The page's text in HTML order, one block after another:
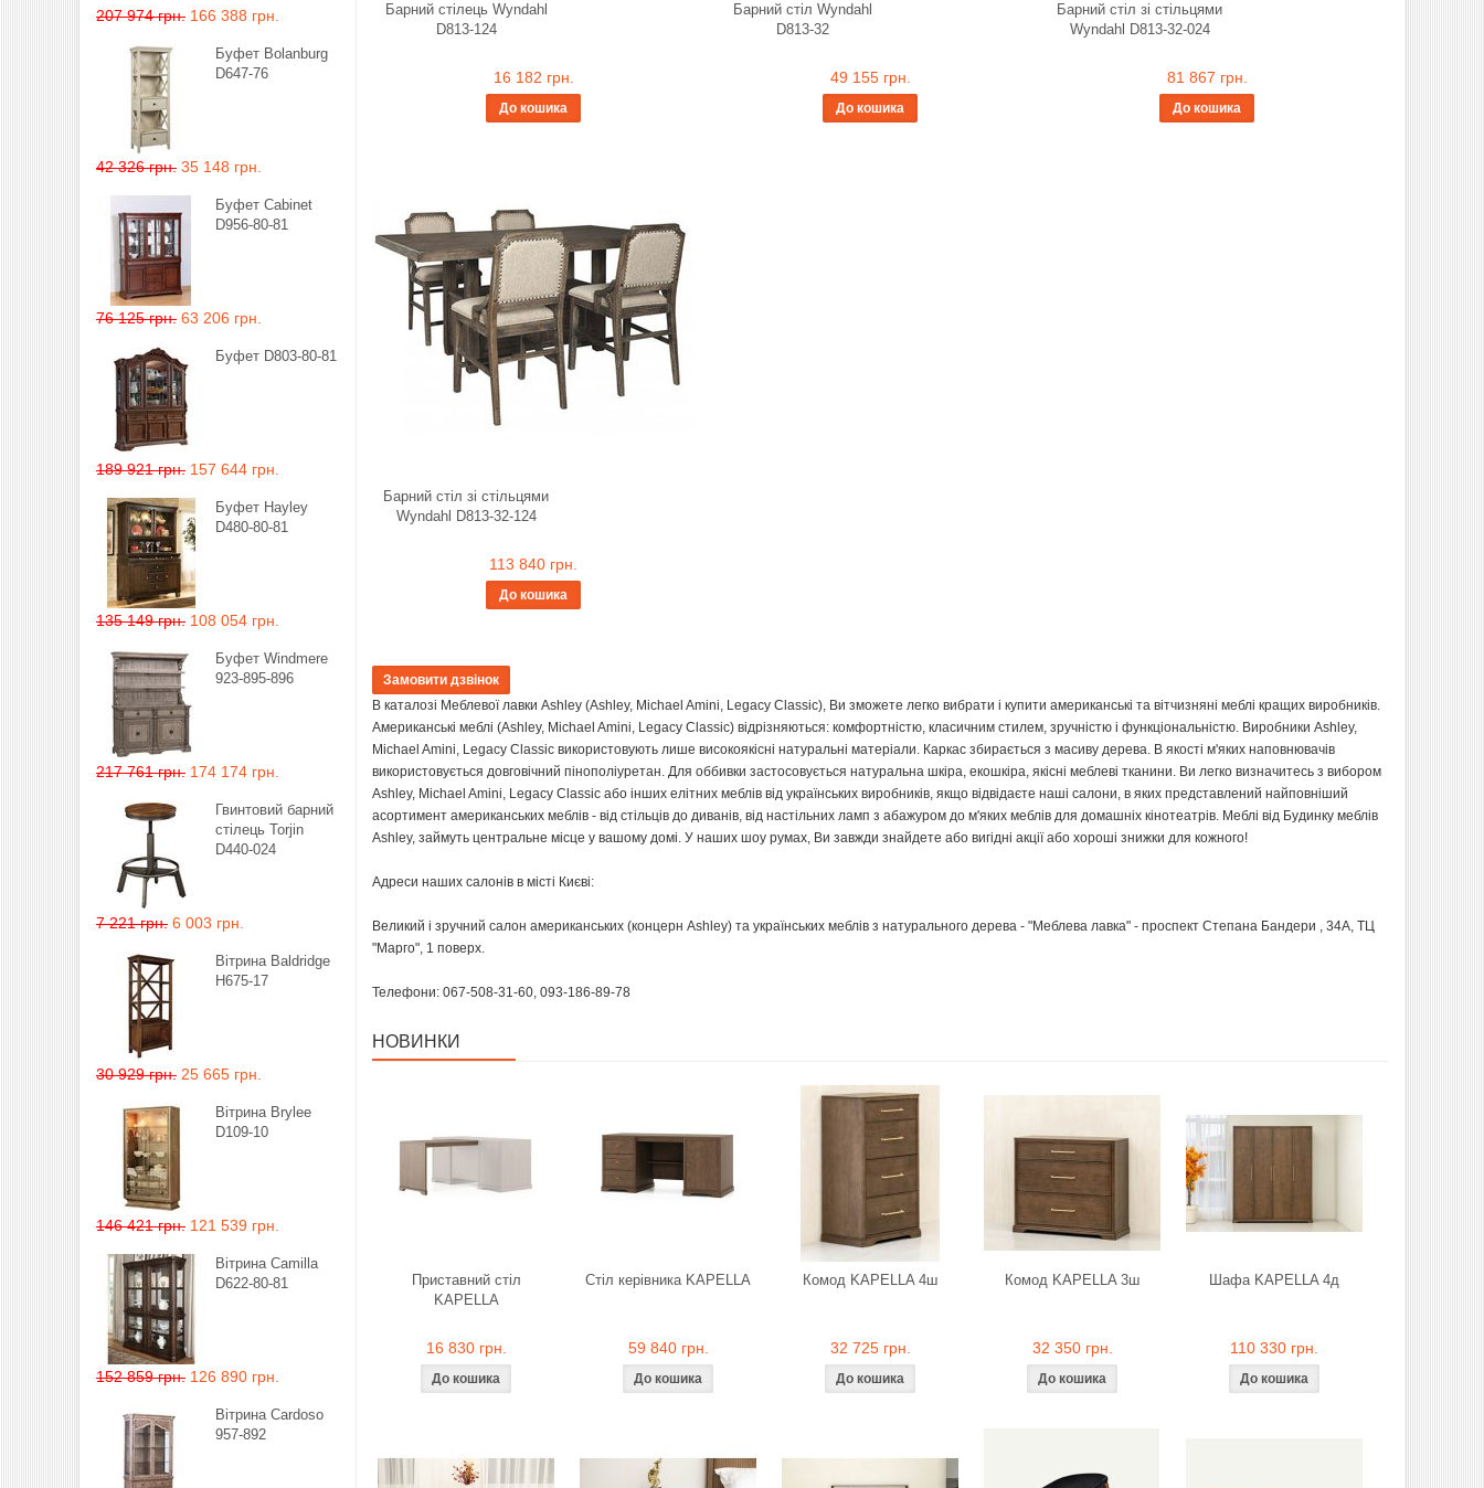
207 974 грн. 166 388 грн.
Буфет Bolanburg
D647-76
42 326 грн. 35 148 грн.
Буфет Cabinet
D956-80-81
76 125 грн. 63 206 грн.
Буфет D803-80-81
189 921 грн. 157 644 грн.
Буфет Hayley
D480-80-81
135 149 грн. 108 054 грн.
Буфет Windmere
923-895-896
217 761 грн. 174 174 грн.
Гвинтовий барний
стілець Torjin
D440-024
7 221 грн. 6 003 грн.
Вітрина Baldridge
H675-17
30 929 грн. 25 665 грн.
Вітрина Brylee
D109-10
146 421 грн. 121 539 грн.
Вітрина Camilla
D622-80-81
152 859 грн. 126 890 грн.
Вітрина Cardoso
957-892
Барний стілець Wyndahl
D813-124
16 182 грн.
До кошика
Барний стіл Wyndahl
D813-32
49 155 грн.
До кошика
Барний стіл зі стільцями
Wyndahl D813-32-024
81 867 грн.
До кошика
Барний стіл зі стільцями
Wyndahl D813-32-124
113 840 грн.
До кошика
В каталозі Меблевої лавки Ashley (Ashley, Michael Amini, Legacy Classic), Ви зможете легко вибрати і купити американські та вітчизняні меблі кращих виробників.
Американські меблі (Ashley, Michael Amini, Legacy Classic) відрізняються: комфортністю, класичним стилем, зручністю і функціональністю. Виробники Ashley,
Michael Amini, Legacy Classic використовують лише високоякісні натуральні матеріали. Каркас збирається з масиву дерева. В якості м'яких наповнювачів
використовується довговічний пінополіуретан. Для оббивки застосовується натуральна шкіра, екошкіра, якісні меблеві тканини. Ви легко визначитесь з вибором
Ashley, Michael Amini, Legacy Classic або інших елітних меблів від українських виробників, якщо відвідаєте наші салони, в яких представлений найповніший
асортимент американських меблів - від стільців до диванів, від настільних ламп з абажуром до м'яких меблів для домашніх кінотеатрів. Меблі від Будинку меблів
Ashley, займуть центральне місце у вашому домі. У наших шоу румах, Ви завжди знайдете або вигідні акції або хороші знижки для кожного!
Адреси наших салонів в місті Києві:
Великий і зручний салон американських (концерн Ashley) та українських меблів з натурального дерева - "Меблева лавка" - проспект Степана Бандери , 34А, ТЦ
"Марго", 1 поверх.
Телефони: 067-508-31-60, 093-186-89-78
НОВИНКИ
Приставний стіл
KAPELLA
16 830 грн.
Стіл керівника KAPELLA
59 840 грн.
Комод KAPELLA 4ш
32 725 грн.
Комод KAPELLA 3ш
32 350 грн.
Шафа KAPELLA 4д
110 330 грн.